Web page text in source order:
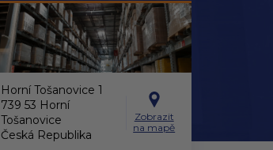
Horní Tošanovice 1
739 53 Horní
Tošanovice
Česká Republika
Zobrazit
na mapě